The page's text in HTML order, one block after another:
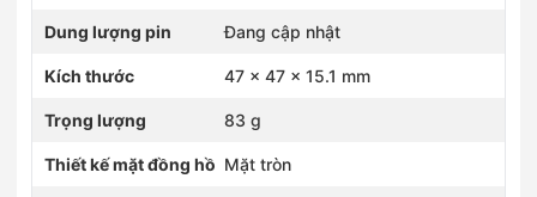
Dung lượng pin Đang cập nhật
Kích thước 47 x 47 x 15.1 mm
Trọng lượng 83 g
Thiết kế mặt đồng hồ Mặt tròn